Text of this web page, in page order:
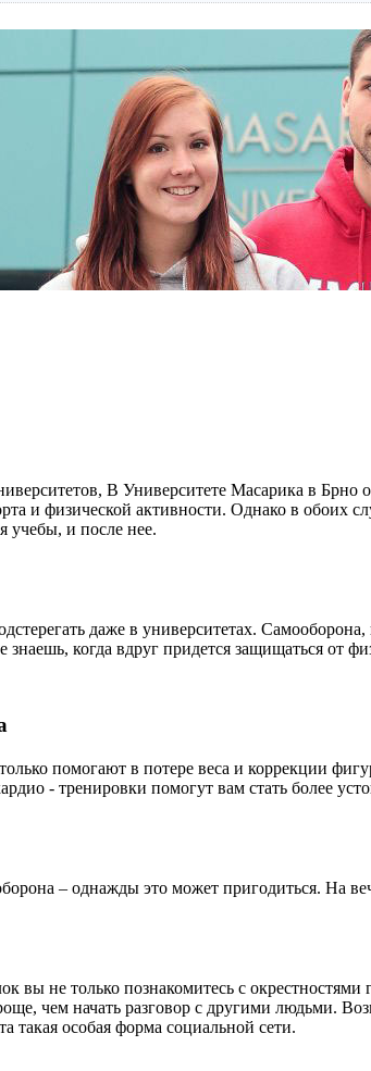
В Университете Масарика в Брно
и физической активности. Однако в обоих
учебы, и после нее.
даже в университетах.
знаешь, когда вдруг придется защищаться от
помогают в потере веса и коррекции
- тренировки помогут вам стать более
– однажды это может пригодиться. На
вы не только познакомитесь с
чем начать разговор с другими людьми.
такая особая форма социальной сети.